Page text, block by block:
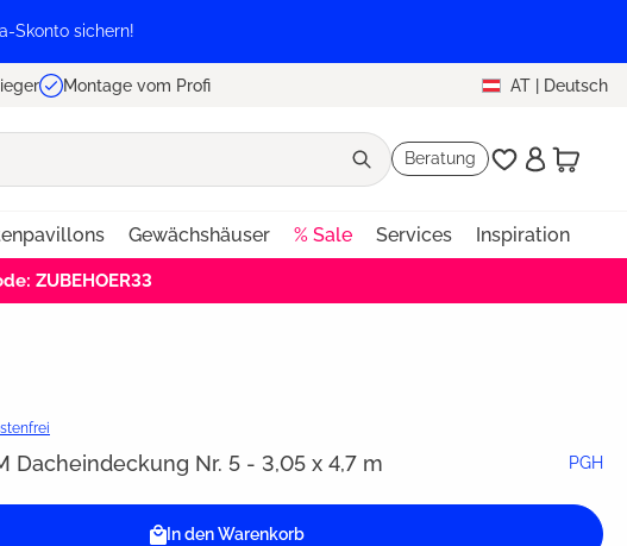
Skonto sichern!
Montage vom Profi AT | Deutsch
Beratung
Gewächshäuser % Sale Services Inspiration
ZUBEHOER33
Dacheindeckung Nr. 5 - 3,05 x 4,7 m PGH
In den Warenkorb